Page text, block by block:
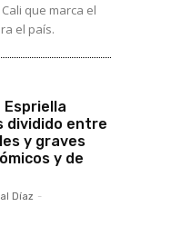
que marca el
el país.
Espriella
dividido entre
y graves
y de
Díaz -